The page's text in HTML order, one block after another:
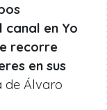
en Yo
recorre
en sus
de Álvaro